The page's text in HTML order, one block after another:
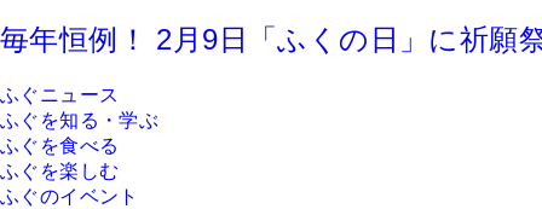
毎年恒例！ 2月9日「ふくの日」に祈願
ふぐニュース
ふぐを知る・学ぶ
ふぐを食べる
ふぐを楽しむ
ふぐのイベント